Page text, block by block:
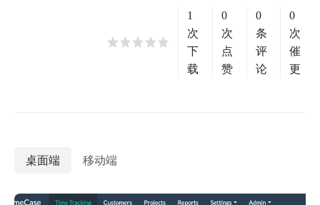
1
次
下
载
0
次
点
赞
0
条
评
论
0
次
催
更
桌面端 移动端